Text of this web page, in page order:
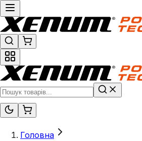
Головна